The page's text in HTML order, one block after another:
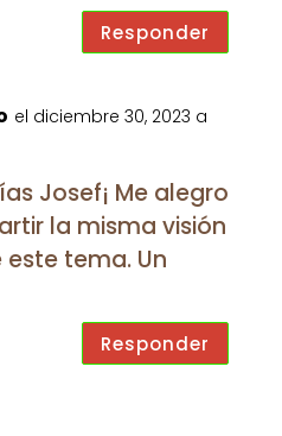
Responder
el diciembre 30, 2023 a
Josef¡ Me alegro
la misma visión
tema. Un
Responder